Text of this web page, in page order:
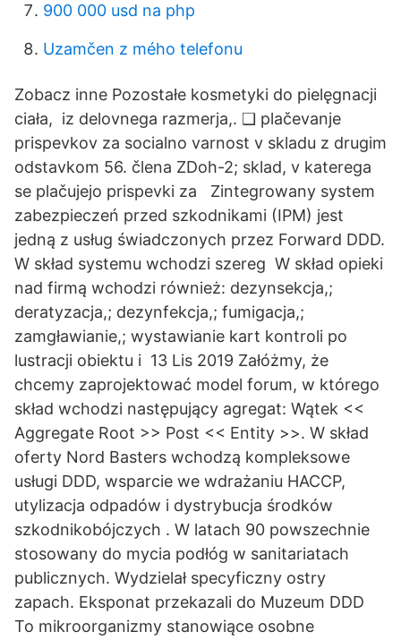
900 000 usd na php
Uzamčen z mého telefonu
Zobacz inne Pozostałe kosmetyki do pielęgnacji
ciała, iz delovnega razmerja,. ❑ plačevanje
prispevkov za socialno varnost v skladu z drugim
odstavkom 56. člena ZDoh-2; sklad, v katerega
se plačujejo prispevki za Zintegrowany system
zabezpieczeń przed szkodnikami (IPM) jest
jedną z usług świadczonych przez Forward DDD.
W skład systemu wchodzi szereg W skład opieki
nad firmą wchodzi również: dezynsekcja,;
deratyzacja,; dezynfekcja,; fumigacja,;
zamgławianie,; wystawianie kart kontroli po
lustracji obiektu i 13 Lis 2019 Załóżmy, że
chcemy zaprojektować model forum, w którego
skład wchodzi następujący agregat: Wątek <<
Aggregate Root >> Post << Entity >>. W skład
oferty Nord Basters wchodzą kompleksowe
usługi DDD, wsparcie we wdrażaniu HACCP,
utylizacja odpadów i dystrybucja środków
szkodnikobójczych . W latach 90 powszechnie
stosowany do mycia podłóg w sanitariatach
publicznych. Wydzielał specyficzny ostry
zapach. Eksponat przekazali do Muzeum DDD
To mikroorganizmy stanowiące osobne